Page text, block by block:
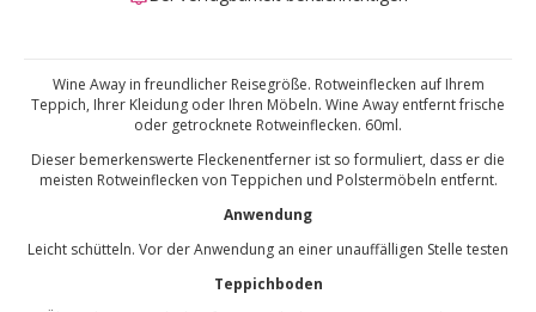
Wine Away in freundlicher Reisegröße. Rotweinflecken auf Ihrem
Teppich, Ihrer Kleidung oder Ihren Möbeln. Wine Away entfernt frische
oder getrocknete Rotweinflecken. 60ml.
Dieser bemerkenswerte Fleckenentferner ist so formuliert, dass er die
meisten Rotweinflecken von Teppichen und Polstermöbeln entfernt.
Anwendung
Leicht schütteln. Vor der Anwendung an einer unauffälligen Stelle testen
Teppichboden